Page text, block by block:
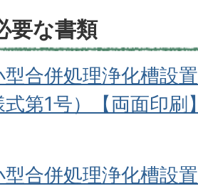
要な書類
合併処理浄化槽設
式第1号）【両面印
合併処理浄化槽設